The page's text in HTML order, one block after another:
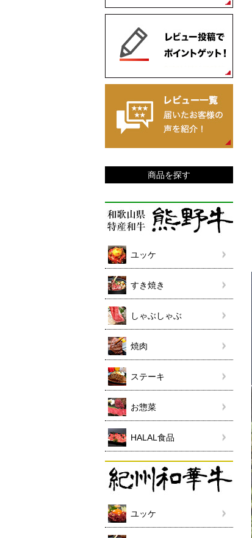
商品を探す
ユッケ
すき焼き
しゃぶしゃぶ
焼肉
ステーキ
お惣菜
HALAL食品
ユッケ